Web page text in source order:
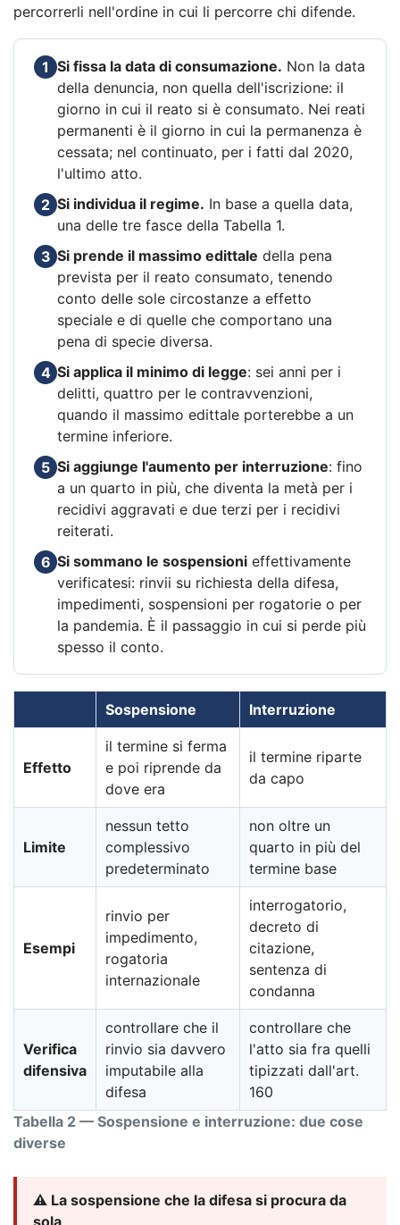
percorrerli nell'ordine in cui li percorre chi difende.
1 Si fissa la data di consumazione. Non la data
della denuncia, non quella dell'iscrizione: il
giorno in cui il reato si è consumato. Nei reati
permanenti è il giorno in cui la permanenza è
cessata; nel continuato, per i fatti dal 2020,
l'ultimo atto.
2 Si individua il regime. In base a quella data,
una delle tre fasce della Tabella 1.
3 Si prende il massimo edittale della pena
prevista per il reato consumato, tenendo
conto delle sole circostanze a effetto
speciale e di quelle che comportano una
pena di specie diversa.
4 Si applica il minimo di legge: sei anni per i
delitti, quattro per le contravvenzioni,
quando il massimo edittale porterebbe a un
termine inferiore.
5 Si aggiunge l'aumento per interruzione: fino
a un quarto in più, che diventa la metà per i
recidivi aggravati e due terzi per i recidivi
reiterati.
6 Si sommano le sospensioni effettivamente
verificatesi: rinvii su richiesta della difesa,
impedimenti, sospensioni per rogatorie o per
la pandemia. È il passaggio in cui si perde più
spesso il conto.
Tabella 2 — Sospensione e interruzione: due cose
diverse
Sospensione Interruzione
Effetto
il termine si ferma
e poi riprende da
dove era
il termine riparte
da capo
Limite
nessun tetto
complessivo
predeterminato
non oltre un
quarto in più del
termine base
Esempi
rinvio per
impedimento,
rogatoria
internazionale
interrogatorio,
decreto di
citazione,
sentenza di
condanna
Verifica
difensiva
controllare che il
rinvio sia davvero
imputabile alla
difesa
controllare che
l'atto sia fra quelli
tipizzati dall'art.
160
⚠️ La sospensione che la difesa si procura da
sola